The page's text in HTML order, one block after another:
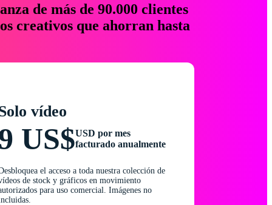
de más de 90.000 clientes
creativos que ahorran hasta
vídeo
US$USD por mes
facturado anualmente
el acceso a toda nuestra colección de
de stock y gráficos en movimiento
para uso comercial. Imágenes no